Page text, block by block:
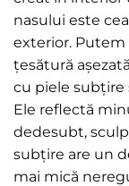
nasului este
exterior. Putem
țesătură
cu piele subțire
Ele reflectă
dedesubt,
subțire are un
mai mică